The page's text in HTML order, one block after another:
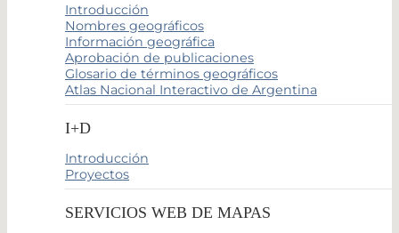
Introducción
Nombres geográficos
Información geográfica
Aprobación de publicaciones
Glosario de términos geográficos
Atlas Nacional Interactivo de Argentina
I+D
Introducción
Proyectos
SERVICIOS WEB DE MAPAS